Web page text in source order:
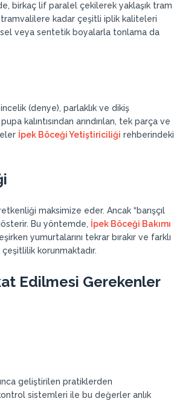
birkaç lif paralel çekilerek yaklaşık tram
tramvalilere kadar çeşitli iplik kaliteleri
veya sentetik boyalarla tonlama da
(denye), parlaklık ve dikiş
kalıntısından arındırılan, tek parça ve
İpek Böceği Yetiştiriciliği rehberindeki
maksimize eder. Ancak “barışçıl
Bu yöntemde, İpek Böceği Bakımı
yumurtalarını tekrar bırakır ve farklı
korunmaktadır.
Edilmesi Gerekenler
geliştirilen pratiklerden
sistemleri ile bu değerler anlık